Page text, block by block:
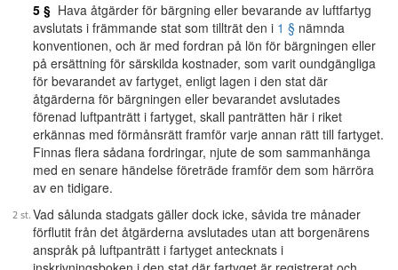
5 § Hava åtgärder för bärgning eller bevarande av luftfartyg
avslutats i främmande stat som tillträt den i 1 § nämnda
konventionen, och är med fordran på lön för bärgningen eller
på ersättning för särskilda kostnader, som varit oundgängliga
för bevarandet av fartyget, enligt lagen i den stat där
åtgärderna för bärgningen eller bevarandet avslutades
förenad luftpanträtt i fartyget, skall panträtten här i riket
erkännas med förmånsrätt framför varje annan rätt till fartyget.
Finnas flera sådana fordringar, njute de som sammanhänga
med en senare händelse företräde framför dem som härröra
av en tidigare.
Vad sålunda stadgats gäller dock icke, såvida tre månader
förflutit från det åtgärderna avslutades utan att borgenärens
anspråk på luftpanträtt i fartyget antecknats i